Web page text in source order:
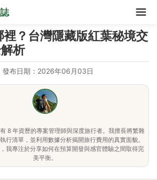
裡？台灣隱藏版紅葉秘境交
析
發布日期：2026年06月03日
8 年資歷的專案管理師與深度旅行者。我擅長將繁雜
行清單，並利用數據分析揭開旅行費用的真實面貌。
我專注於分享如何在預算開發與感官體驗之間取得完
美平衡。